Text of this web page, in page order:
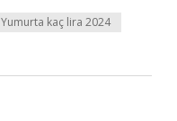
Yumurta kaç lira 2024